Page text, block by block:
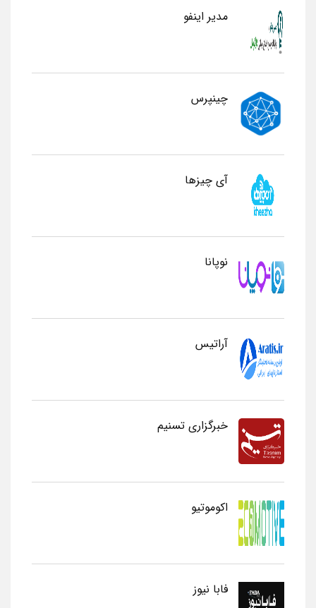
مدیر اینفو
چینپرس
آی چیزها
نوپانا
آراتیس
خبرگزاری تسنیم
اکوموتیو
فابا نیوز